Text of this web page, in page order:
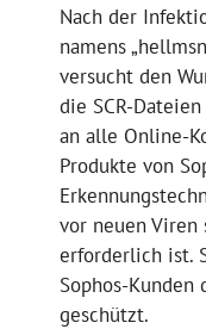
Nach der
namens
versucht den
die SCR-
an alle Online-
Produkte von
vor neuen Viren
erforderlich ist.
Sophos-Kunden
geschützt.